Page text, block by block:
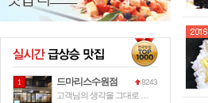
1 드마리스수원점 8243